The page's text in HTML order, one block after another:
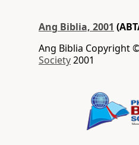
Ang Biblia, 2001
Ang Biblia Copyright
Society2001